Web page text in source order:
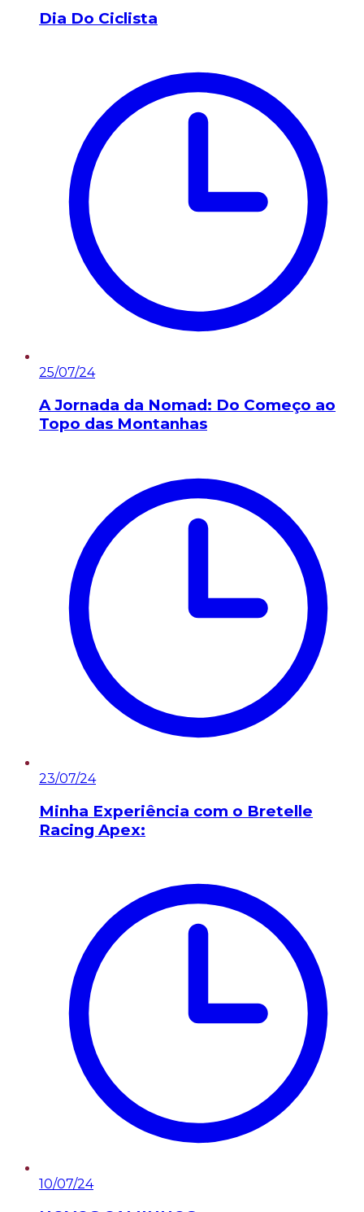
Dia Do Ciclista
25/07/24
A Jornada da Nomad: Do Começo ao
Topo das Montanhas
23/07/24
Minha Experiência com o Bretelle
Racing Apex:
10/07/24